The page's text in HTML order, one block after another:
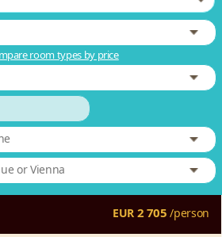
room types by price
or Vienna
EUR 2 705 /person